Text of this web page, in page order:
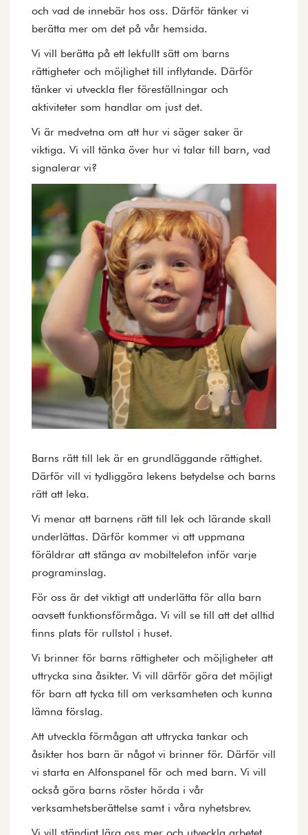
och vad de innebär hos oss. Därför tänker vi
berätta mer om det på vår hemsida.
Vi vill berätta på ett lekfullt sätt om barns
rättigheter och möjlighet till inflytande. Därför
tänker vi utveckla fler föreställningar och
aktiviteter som handlar om just det.
Vi är medvetna om att hur vi säger saker är
viktiga. Vi vill tänka över hur vi talar till barn, vad
signalerar vi?
Barns rätt till lek är en grundläggande rättighet.
Därför vill vi tydliggöra lekens betydelse och barns
rätt att leka.
Vi menar att barnens rätt till lek och lärande skall
underlättas. Därför kommer vi att uppmana
föräldrar att stänga av mobiltelefon inför varje
programinslag.
För oss är det viktigt att underlätta för alla barn
oavsett funktionsförmåga. Vi vill se till att det alltid
finns plats för rullstol i huset.
Vi brinner för barns rättigheter och möjligheter att
uttrycka sina åsikter. Vi vill därför göra det möjligt
för barn att tycka till om verksamheten och kunna
lämna förslag.
Att utveckla förmågan att uttrycka tankar och
åsikter hos barn är något vi brinner för. Därför vill
vi starta en Alfonspanel för och med barn. Vi vill
också göra barns röster hörda i vår
verksamhetsberättelse samt i våra nyhetsbrev.